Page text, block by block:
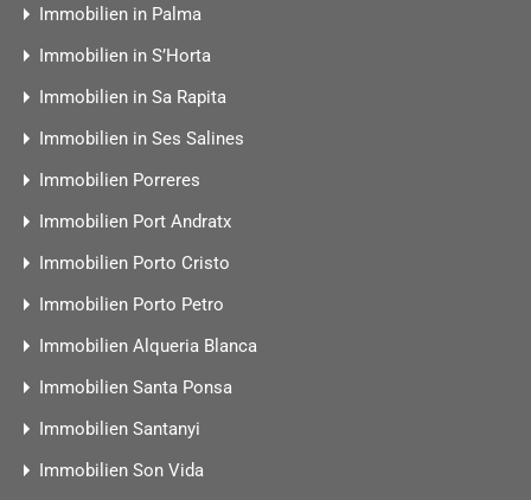
Immobilien in Palma
Immobilien in S’Horta
Immobilien in Sa Rapita
Immobilien in Ses Salines
Immobilien Porreres
Immobilien Port Andratx
Immobilien Porto Cristo
Immobilien Porto Petro
Immobilien Alqueria Blanca
Immobilien Santa Ponsa
Immobilien Santanyi
Immobilien Son Vida